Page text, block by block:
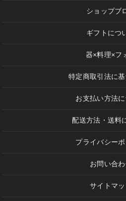
ショップブ
ギフトにつ
器×料理×フ
特定商取引法に
お支払い方法
配送方法・送料
プライバシー
お問い合
サイトマ